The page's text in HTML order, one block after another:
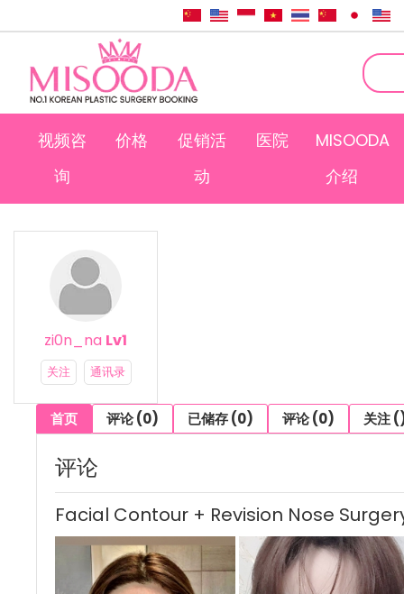
视频咨
询
价格
促销活
动
医院
MISOODA
介绍
zi0n_na Lv1
关注 通讯录
首页 评论 (0) 已储存 (0) 评论 (0) 关注
评论
Facial Contour + Revision Nose